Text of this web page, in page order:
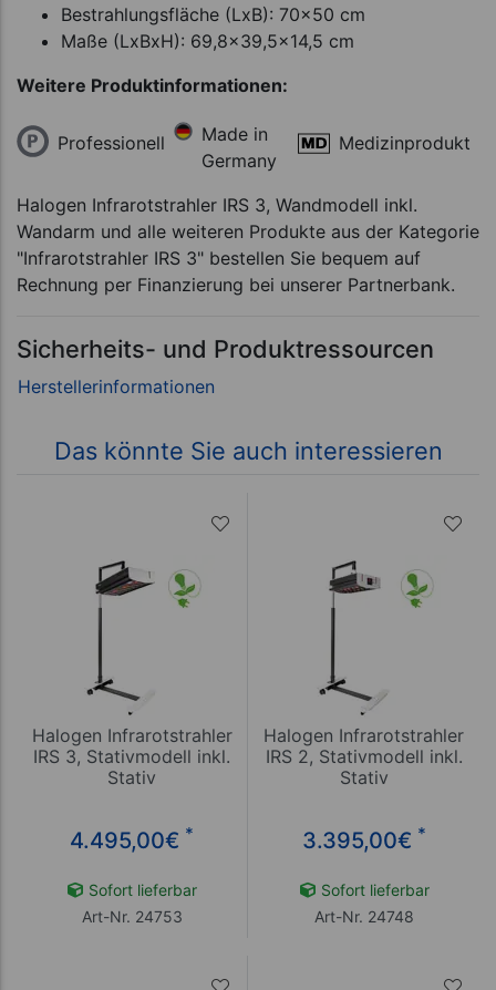
Bestrahlungsfläche (LxB): 70x50 cm
Maße (LxBxH): 69,8x39,5x14,5 cm
Weitere Produktinformationen:
Professionell
Made in
Germany
Medizinprodukt
Halogen Infrarotstrahler IRS 3, Wandmodell inkl.
Wandarm und alle weiteren Produkte aus der Kategorie
"Infrarotstrahler IRS 3" bestellen Sie bequem auf
Rechnung per Finanzierung bei unserer Partnerbank.
Sicherheits- und Produktressourcen
Das könnte Sie auch interessieren
Halogen Infrarotstrahler
IRS 3, Stativmodell inkl.
Stativ
4.495,00€ *
Sofort lieferbar
Art-Nr. 24753
Halogen Infrarotstrahler
IRS 2, Stativmodell inkl.
Stativ
3.395,00€ *
Sofort lieferbar
Art-Nr. 24748